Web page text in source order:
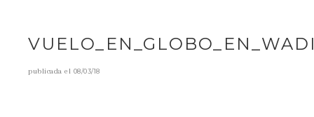
publicada el 08/03/18